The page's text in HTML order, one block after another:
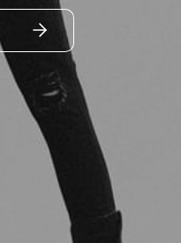
ABSENDEN